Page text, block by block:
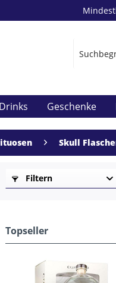
Geschenke
Skull
Filtern
Topseller